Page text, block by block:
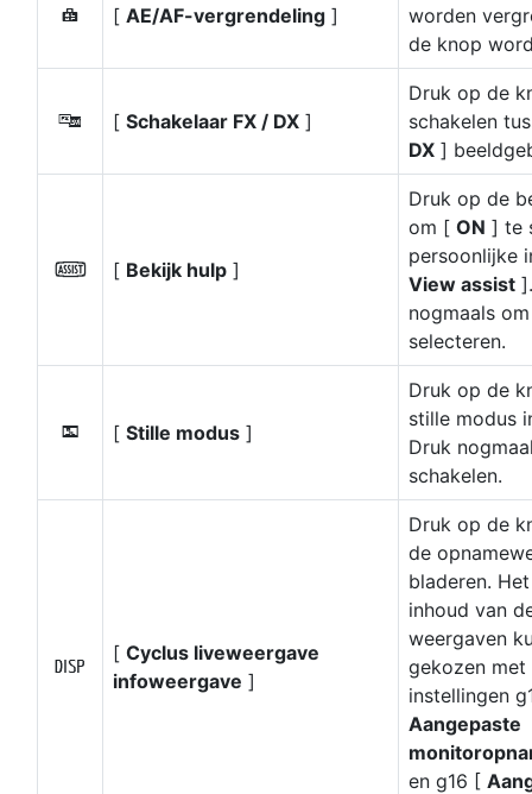
B [ AE/AF-vergrendeling ]
worden
de knop
K [ Schakelaar FX / DX ]
Druk op de
schakelen
DX ]
p [ Bekijk hulp ]
Druk op de
om [ ON ] te
persoonlijke
View assist
nogmaals
selecteren.
L [ Stille modus ]
Druk op de
stille modus
Druk
schakelen.
M
[ Cyclus liveweergave
infoweergave ]
Druk op de
de
bladeren.
inhoud van
weergaven
gekozen met
instellingen
Aangepaste
en g16 [